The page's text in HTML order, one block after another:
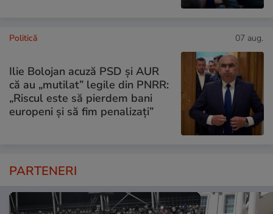
Politică 07 aug.
Ilie Bolojan acuză PSD și AUR
că au „mutilat” legile din PNRR:
„Riscul este să pierdem bani
europeni și să fim penalizați”
PARTENERI